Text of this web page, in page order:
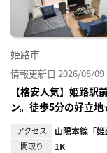
姫路市
情報更新日 2026/08/09
【格安人気】姫路駅
ン。徒歩5分の好立
アクセス 山陽本線「
間取り 1K